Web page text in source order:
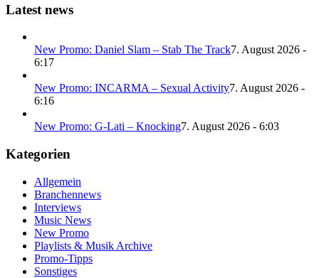
Latest news
New Promo: Daniel Slam – Stab The Track7. August 2026 -
6:17
New Promo: INCARMA – Sexual Activity7. August 2026 -
6:16
New Promo: G-Lati – Knocking7. August 2026 - 6:03
Kategorien
Allgemein
Branchennews
Interviews
Music News
New Promo
Playlists & Musik Archive
Promo-Tipps
Sonstiges